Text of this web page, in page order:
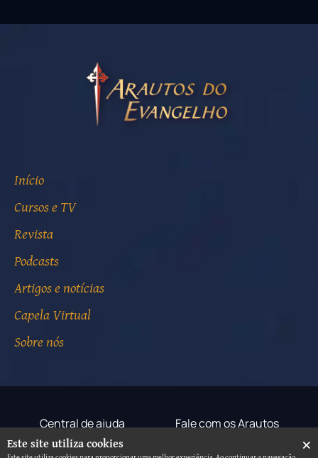
Início
Cursos e TV
Revista
Podcasts
Artigos e notícias
Capela Virtual
Sobre nós
Central de ajuda Fale com os Arautos
Termos de uso
Este site utiliza cookies ×